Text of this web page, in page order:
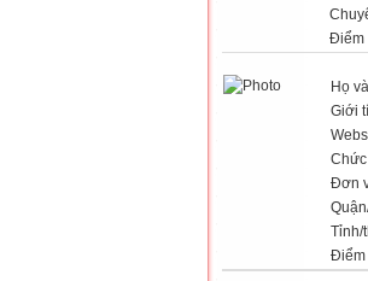
Điểm
Họ
Giới
Đơn
Tỉnh/
Điểm